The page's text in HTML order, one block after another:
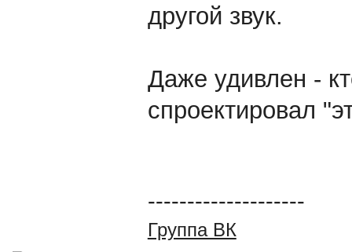
другой звук.
Даже удивлен -
спроектировал
--------------------
Группа ВК